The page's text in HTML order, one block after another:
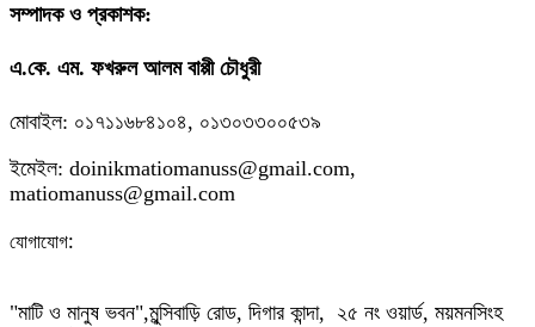
সম্পাদক ও প্রকাশক:
এ.কে. এম. ফখরুল আলম বাপ্পী চৌধুরী
মোবাইল: ০১৭১১৬৮৪১০৪, ০১৩০৩৩০০৫৩৯
ইমেইল: doinikmatiomanuss@gmail.com,
matiomanuss@gmail.com
যোগাযোগ:
"মাটি ও মানুষ ভবন",মুন্সিবাড়ি রোড, দিগার কান্দা, ২৫ নং ওয়ার্ড, ময়মনসিংহ